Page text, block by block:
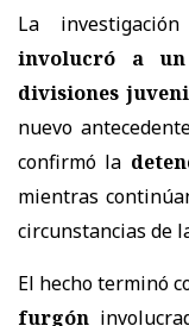
La
involucró a
divisiones
nuevo
confirmó la
mientras
circunstancias de
El hecho terminó
furgón